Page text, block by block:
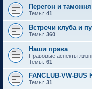
Перегон и таможня
Темы: 41
Встречи клуба и
Темы: 360
Наши права
Правовые аспекты
Темы: 61
FANCLUB-VW-BUS
Темы: 31